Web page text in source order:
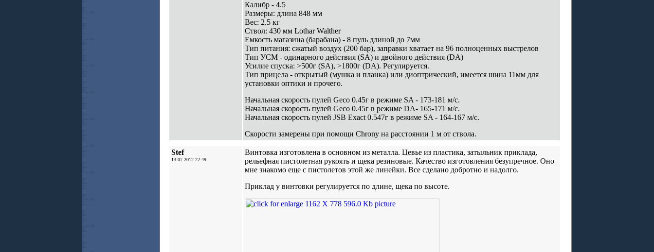
Калибр - 4.5
Размеры: длина 848 мм
Вес: 2.5 кг
Ствол: 430 мм Lothar Walther
Емкость магазина (барабана) - 8 пуль длиной до 7мм
Тип питания: сжатый воздух (200 бар), заправки хватает на 96 полноценных выстрелов
Тип УСМ - одинарного действия (SA) и двойного действия (DA)
Усилие спуска: >500г (SA), >1800г (DA). Регулируется.
Тип прицела - открытый (мушка и планка) или диоптрический, имеется шина 11мм для
установки оптики и прочего.
Начальная скорость пулей Geco 0.45г в режиме SA - 173-181 м/с.
Начальная скорость пулей Geco 0.45г в режиме DA- 165-171 м/с.
Начальная скорость пулей JSB Exact 0.547г в режиме SA - 164-167 м/с.
Скорости замерены при помощи Chrony на расстоянии 1 м от ствола.
Stef
13-07-2012 22:49
Винтовка изготовлена в основном из металла. Цевье из пластика, затыльник приклада,
рельефная пистолетная рукоять и щека резиновые. Качество изготовления безупречное. Оно
мне знакомо еще с пистолетов этой же линейки. Все сделано добротно и надолго.
Приклад у винтовки регулируется по длине, щека по высоте.